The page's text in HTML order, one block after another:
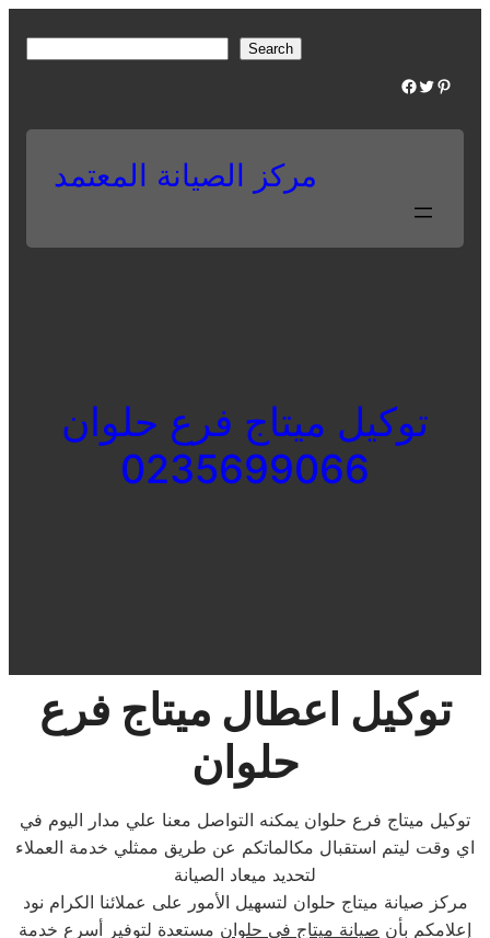
r
Search
Facebook Twitter Pinterest
مركز الصيانة المعتمد
توكيل ميتاج فرع حلوان
0235699066
توكيل اعطال ميتاج فرع
حلوان
توكيل ميتاج فرع حلوان يمكنه التواصل معنا علي مدار اليوم في
اي وقت ليتم استقبال مكالماتكم عن طريق ممثلي خدمة العملاء
لتحديد ميعاد الصيانة
مركز صيانة ميتاج حلوان لتسهيل الأمور على عملائنا الكرام نود
إعلامكم بأن صيانة ميتاج في حلوان مستعدة لتوفير أسرع خدمة